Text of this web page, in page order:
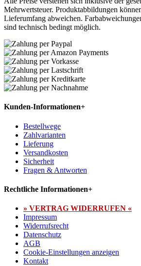
Mehrwertsteuer. Produktabbildungen
Lieferumfang abweichen.
sind technisch bedingt möglich.
Kunden-Informationen+
Bestellwege
Zahlvarianten
Lieferung
Versandkosten
Sicherheit
Fragen & Antworten
Rechtliche Informationen+
» VERTRAG WIDERRUFEN «
Impressum
Widerrufsrecht
Datenschutz
AGB
Cookie-Einstellungen anzeigen
Kontakt